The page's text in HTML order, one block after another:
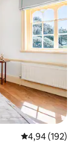
4,94 (192)